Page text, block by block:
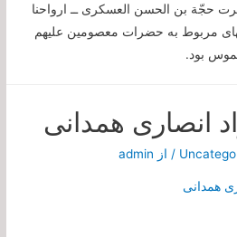
حجّة بن الحسن العسكرى ــ ارواحنا
مربوط به حضرات معصومين علیهم
بود.
انصاری همدانی
/ از admin
همدانی